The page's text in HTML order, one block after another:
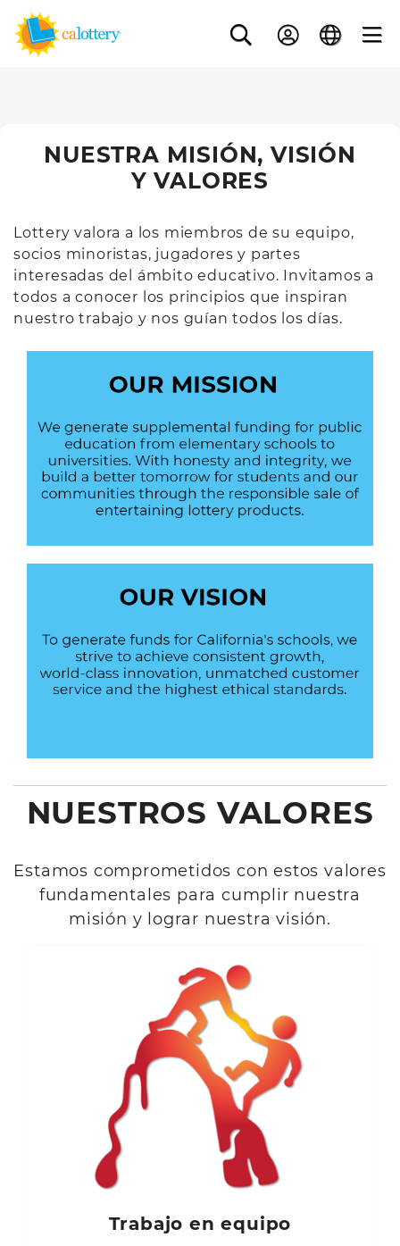
NUESTRA MISIÓN, VISIÓN
Y VALORES
Lottery valora a los miembros de su equipo,
socios minoristas, jugadores y partes
interesadas del ámbito educativo. Invitamos a
todos a conocer los principios que inspiran
nuestro trabajo y nos guían todos los días.
NUESTROS VALORES
Estamos comprometidos con estos valores
fundamentales para cumplir nuestra
misión y lograr nuestra visión.
Trabajo en equipo